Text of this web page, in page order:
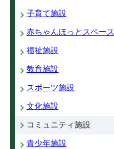
子育て施設
赤ちゃんほっとスペース
福祉施設
教育施設
スポーツ施設
文化施設
コミュニティ施設
青少年施設